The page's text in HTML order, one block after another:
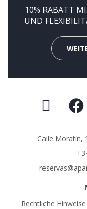
10% RABATT
UND
Calle Moratín,
Rechtliche Hinweise